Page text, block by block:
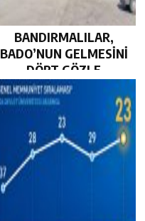
BANDIRMALILAR,
BADO’NUN GELMESİNİ
DÖRT GÖZLE
BEKLİYOR…